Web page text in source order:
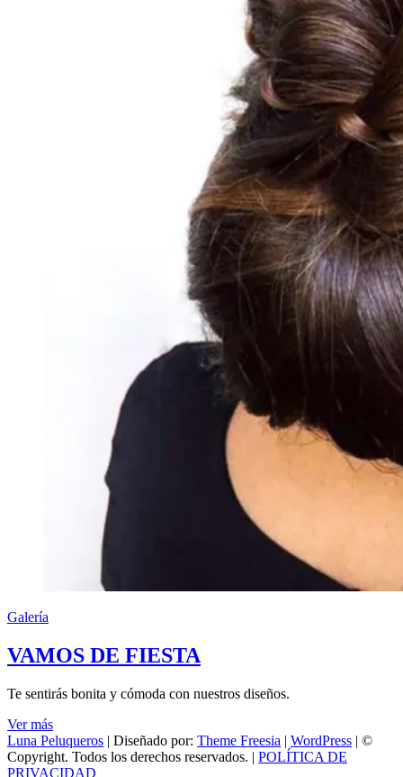
Galería
VAMOS DE FIESTA
Te sentirás bonita y cómoda con nuestros diseños.
Ver másVAMOS
DE
FIESTA
Luna Peluqueros | Diseñado por: Theme Freesia | WordPress | ©
Copyright. Todos los derechos reservados. | POLÍTICA DE
PRIVACIDAD